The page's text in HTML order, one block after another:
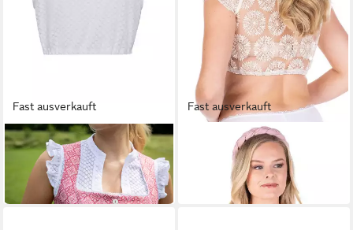
Fast ausverkauft
BERWIN
Dirndlbluse
ab 84,85 €
Fast ausverkauft
BERWIN & WOLFF
Dirndlbluse Dirndlbluse -
ALEHA - ecru